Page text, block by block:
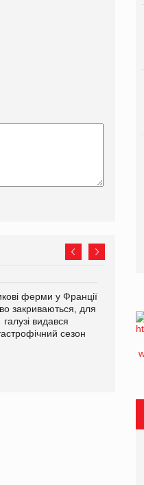
ферми у Франції
закриваються, для
галузі видався
сезон